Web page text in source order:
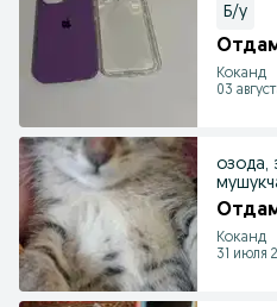
Б/у
Коканд
03
озода,
Коканд
31 июля